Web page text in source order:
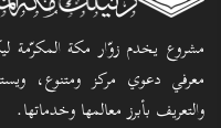
مشروع يخدم زوّار مكة المكرّمة
معرفي دعوي مركز ومتنوع،
والتعريف بأبرز معالمها وخدماتها.